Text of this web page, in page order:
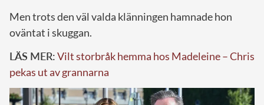
Men trots den väl valda klänningen hamnade hon
oväntat i skuggan.
LÄS MER:Vilt storbråk hemma hos Madeleine – Chris
pekas ut av grannarna